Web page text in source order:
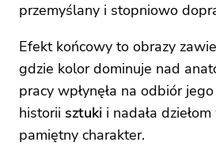
przemyślany i stopniowo
Efekt końcowy to obrazy
gdzie kolor dominuje nad
pracy wpłynęła na odbiór
historii sztuki i nadała
pamiętny charakter.